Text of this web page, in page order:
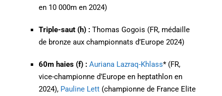
en 10 000m en 2024)
Triple-saut (h) : Thomas Gogois (FR, médaille
de bronze aux championnats d’Europe 2024)
60m haies (f) : Auriana Lazraq-Khlass* (FR,
vice-championne d’Europe en heptathlon en
2024), Pauline Lett(championne de France Elite